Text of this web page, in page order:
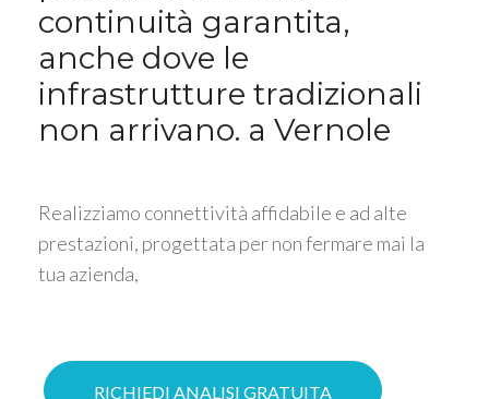
continuità garantita,
anche dove le
infrastrutture tradizionali
non arrivano. a Vernole
Realizziamo connettività affidabile e ad alte
prestazioni, progettata per non fermare mai la
tua azienda,
RICHIEDI ANALISI GRATUITA